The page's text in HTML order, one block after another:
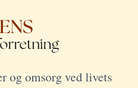
og omsorg ved livets